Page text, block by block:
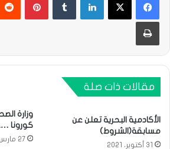
طباعة
مقالات ذات صلة
الأكادمية البحرية تعلن عن
مسابقة(الشروط)
31 أكتوبر، 2021
وزارة
كورونا
27 مارس، 2020